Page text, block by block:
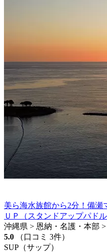
美ら海水族館から2分！備瀬
ＵＰ（スタンドアップパド
沖縄県 > 恩納・名護・本部
5.0
（口コミ 3件）
SUP（サップ）